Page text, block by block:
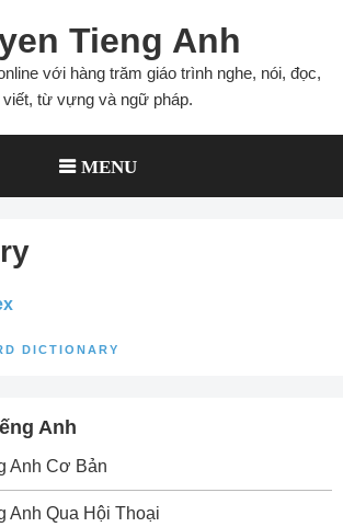
Tieng Anh
với hàng trăm giáo trình nghe, nói, đọc,
viết, từ vựng và ngữ pháp.
MENU
DICTIONARY
Anh
Anh Cơ Bản
Anh Qua Hội Thoại